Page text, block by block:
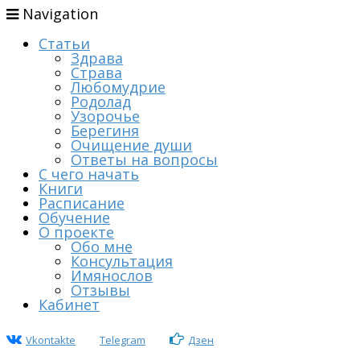
Navigation
Статьи
Здрава
Страва
Любомудрие
Родолад
Узорочье
Берегиня
Очищение души
Ответы на вопросы
С чего начать
Книги
Расписание
Обучение
О проекте
Обо мне
Консультация
Имянослов
Отзывы
Кабинет
Vkontakte Telegram Дзен